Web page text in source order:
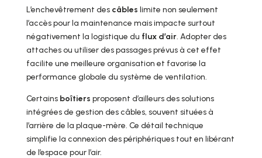
L’enchevêtrement des câbles limite non seulement
l’accès pour la maintenance mais impacte surtout
négativement la logistique du flux d’air. Adopter des
attaches ou utiliser des passages prévus à cet effet
facilite une meilleure organisation et favorise la
performance globale du système de ventilation.
Certains boîtiers proposent d’ailleurs des solutions
intégrées de gestion des câbles, souvent situées à
l’arrière de la plaque-mère. Ce détail technique
simplifie la connexion des périphériques tout en libérant
de l’espace pour l’air.